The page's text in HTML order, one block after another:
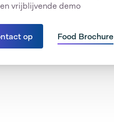
vrijblijvende demo
op Food Brochure